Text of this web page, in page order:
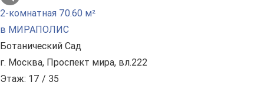
2-комнатная 70.60 м²
в МИРАПОЛИС
Ботанический Сад
г. Москва, Проспект мира, вл.222
Этаж: 17 / 35